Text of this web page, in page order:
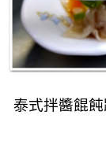
泰式拌醬餛